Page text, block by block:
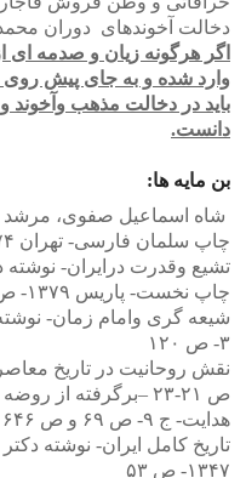
دخالت آخوندهای دوران
وارد شده و به جای پیش روی
باید در دخالت مذهب
دانست.
بن مایه ها:
شاه اسماعیل صفوی، مرشد
چاپ سلمان فارسی- تهران ۱۳۷۴- ص ۱۲۶
تشیع وقدرت درایران-
چاپ نخست- پاریس ۱۳۷۹- ص ۸۶-۸۹
شیعه گری وامام زمان-
۳- ص ۱۲۰
ص ۲۱-۲۳ –برگرفته
هدایت- ج ۹- ص ۶۹ و ص ۱۶۴۶ – سفرنامه ویلوک ۱۵ ژوئیه-
۱۳۴۷- ص ۵۳